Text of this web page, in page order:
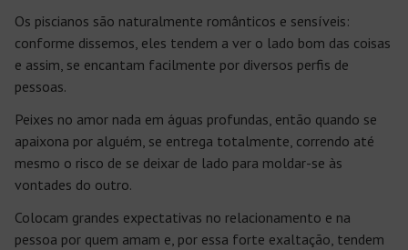
Os piscianos são naturalmente românticos e sensíveis:
conforme dissemos, eles tendem a ver o lado bom das coisas
e assim, se encantam facilmente por diversos perfis de
pessoas.
Peixes no amor nada em águas profundas, então quando se
apaixona por alguém, se entrega totalmente, correndo até
mesmo o risco de se deixar de lado para moldar-se às
vontades do outro.
Colocam grandes expectativas no relacionamento e na
pessoa por quem amam e, por essa forte exaltação, tendem